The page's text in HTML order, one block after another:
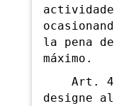
la pena
máximo.
Art. 46.
designe